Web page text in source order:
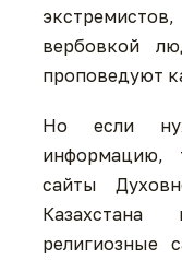
вербовкой
проповедуют
Но если
информацию,
сайты
религиозные